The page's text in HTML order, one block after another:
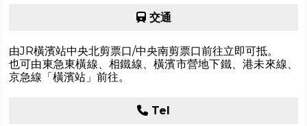
交通
由JR橫濱站中央北剪票口/中央南剪票口前往立即可抵。
也可由東急東橫線、相鐵線、橫濱市營地下鐵、港未來線、
京急線「橫濱站」前往。
Tel